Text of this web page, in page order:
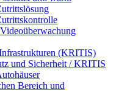
(KRITIS)
und Sicherheit / KRITIS
Bereich und